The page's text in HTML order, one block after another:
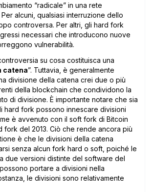
“radicale” in una rete
alcuni, qualsiasi interruzione dello
controversa. Per altri, gli hard fork
necessari che introducono nuove
vulnerabilità.
su cosa costituisca una
catena”. Tuttavia, è generalmente
divisione della catena crei due o più
della blockchain che condividono la
di divisione. È importante notare che sia
hard fork possono innescare divisioni
è avvenuto con il soft fork di Bitcoin
fork del 2013. Ciò che rende ancora più
è che le divisioni della catena
senza alcun fork hard o soft, poiché le
due versioni distinte del software del
portare a divisioni nella
le divisioni sono relativamente